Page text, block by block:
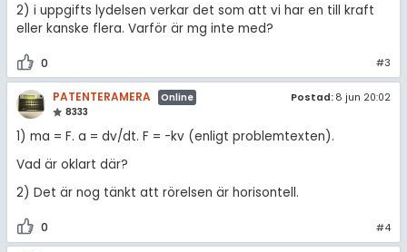
2) i uppgifts lydelsen verkar det som att vi har en till kraft
eller kanske flera. Varför är mg inte med?
0 #3
PATENTERAMERA
Online
8333
Postad: 8 jun 20:02
1) ma = F. a = dv/dt. F = -kv (enligt problemtexten).
Vad är oklart där?
2) Det är nog tänkt att rörelsen är horisontell.
0 #4